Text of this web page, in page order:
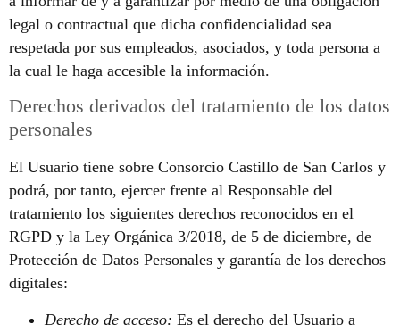
legal o contractual que dicha confidencialidad sea
respetada por sus empleados, asociados, y toda persona a
la cual le haga accesible la información.
Derechos derivados del tratamiento de los datos
personales
El Usuario tiene sobre Consorcio Castillo de San Carlos y
podrá, por tanto, ejercer frente al Responsable del
tratamiento los siguientes derechos reconocidos en el
RGPD y la Ley Orgánica 3/2018, de 5 de diciembre, de
Protección de Datos Personales y garantía de los derechos
digitales:
Derecho de acceso: Es el derecho del Usuario a